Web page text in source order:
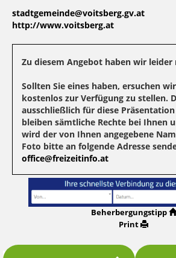
stadtgemeinde@voitsberg.gv.at
http://www.voitsberg.at
Zu diesem Angebot haben wir leider
Sollten Sie eines haben, ersuchen
kostenlos zur Verfügung zu stellen.
ausschließlich für diese
bleiben sämtliche Rechte bei Ihnen
wird der von Ihnen angegebene
Foto bitte an folgende Adresse
office@freizeitinfo.at
Beherbergungstipp
Print